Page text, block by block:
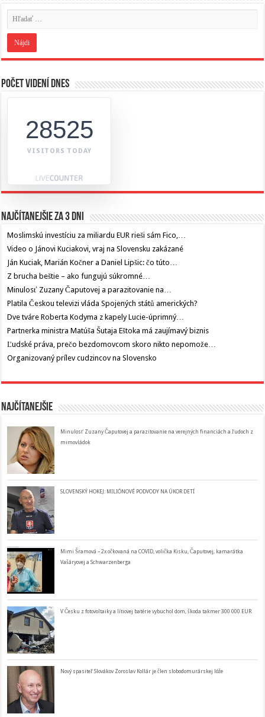
Počet videní dnes
28525
VISITORS TODAY
Najčítanejšie za 3 dni
Moslimskú investíciu za miliardu EUR rieši sám Fico,…
Video o Jánovi Kuciakovi, vraj na Slovensku zakázané
Ján Kuciak, Marián Kočner a Daniel Lipšic: čo túto…
Z brucha beštie – ako fungujú súkromné…
Minulosť Zuzany Čaputovej a parazitovanie na…
Platila Českou televizi vláda Spojených států amerických?
Dve tváre Roberta Kodyma z kapely Lucie-úprimný…
Partnerka ministra Matúša Šutaja Eštoka má zaujímavý biznis
Ľudské práva, prečo bezdomovcom skoro nikto nepomože…
Organizovaný prílev cudzincov na Slovensko
Najčítanejšie
Minulosť Zuzany Čaputovej a parazitovanie na verejných financiách a ľudoch z
mimovládok
SLOVENSKÝ HOKEJ: MILIÓNOVÉ PODVODY NA ÚKOR DETÍ
Mimi Šramová – 2x očkovaná na COVID, volička Kisku, Čaputovej, kamarátka
Vašáryovej a Schwarzenberga
V Česku z fotovoltaiky a lítiovej batérie vybuchol dom, škoda takmer 300 000 EUR
Nový spasiteľ Slovákov Zoroslav Kollár je člen slobodomurárskej lóže